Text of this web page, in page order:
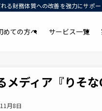
る財務体質への改善を強力にサポ
めての方へ サービス一覧
メディア『りそ
月8日